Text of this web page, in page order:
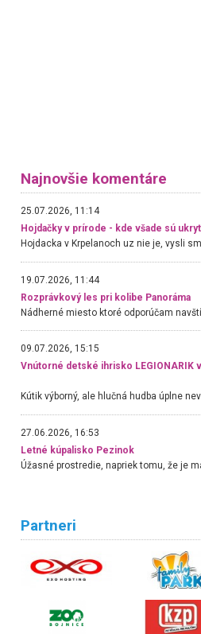
Najnovšie komentáre
25.07.2026, 11:14
Hojdačky v prírode - kde všade sú
19.07.2026, 11:44
Rozprávkový les pri kolibe Panoráma
09.07.2026, 15:15
Vnútorné detské ihrisko LEGIONARIK
27.06.2026, 16:53
Letné kúpalisko Pezinok
Partneri